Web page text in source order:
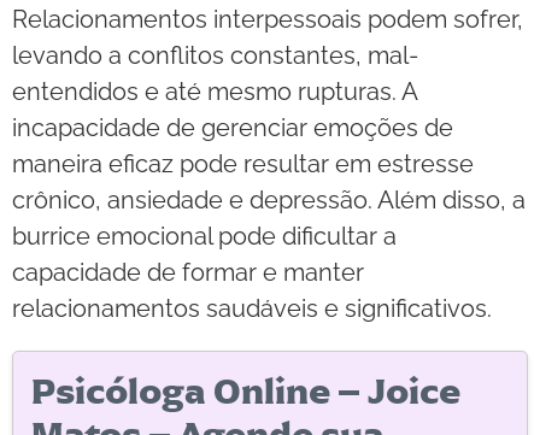
Relacionamentos interpessoais podem sofrer,
levando a conflitos constantes, mal-
entendidos e até mesmo rupturas. A
incapacidade de gerenciar emoções de
maneira eficaz pode resultar em estresse
crônico, ansiedade e depressão. Além disso, a
burrice emocional pode dificultar a
capacidade de formar e manter
relacionamentos saudáveis e significativos.
Psicóloga Online – Joice